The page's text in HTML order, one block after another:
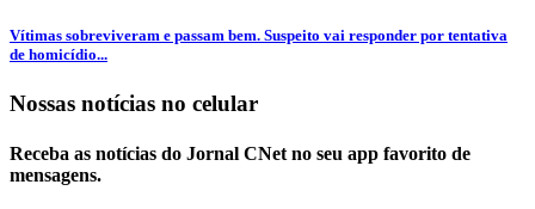
Vítimas sobreviveram e passam bem. Suspeito vai responder por tentativa
de homicídio...
Nossas notícias no celular
Receba as notícias do Jornal CNet no seu app favorito de
mensagens.